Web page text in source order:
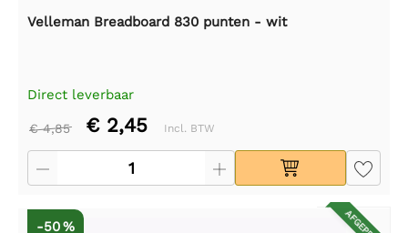
Velleman Breadboard 830 punten - wit
Direct leverbaar
€ 4,85 € 2,45 Incl. BTW
-50 %